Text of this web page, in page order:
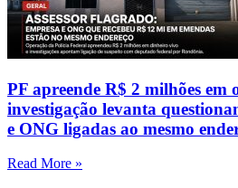
PF apreende R$ 2 milhões em
investigação levanta
e ONG ligadas ao mesmo
Read More »